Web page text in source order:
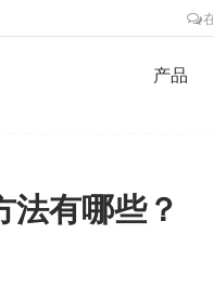
产品
法有哪些？